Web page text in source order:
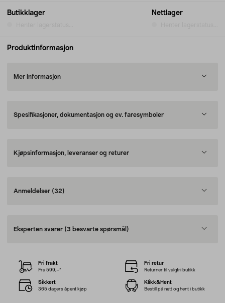
Butikklager Nettlager
Produktinformasjon
Mer informasjon
Spesifikasjoner, dokumentasjon og ev. faresymboler
Kjøpsinformasjon, leveranser og returer
Anmeldelser (32)
Eksperten svarer (3 besvarte spørsmål)
Fri frakt
Fra 599,–*
Fri retur
Returner til valgfri butikk
Sikkert
365 dagers åpent kjøp
Klikk&Hent
Bestill på nett og hent i butikk